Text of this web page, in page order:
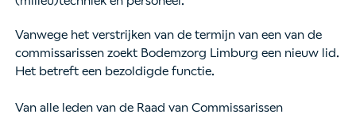
Vanwege het verstrijken van de termijn van een van de
commissarissen zoekt Bodemzorg Limburg een nieuw lid.
Het betreft een bezoldigde functie.
Van alle leden van de Raad van Commissarissen